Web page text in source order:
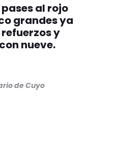
al rojo
grandes ya
y
nueve.
de Cuyo